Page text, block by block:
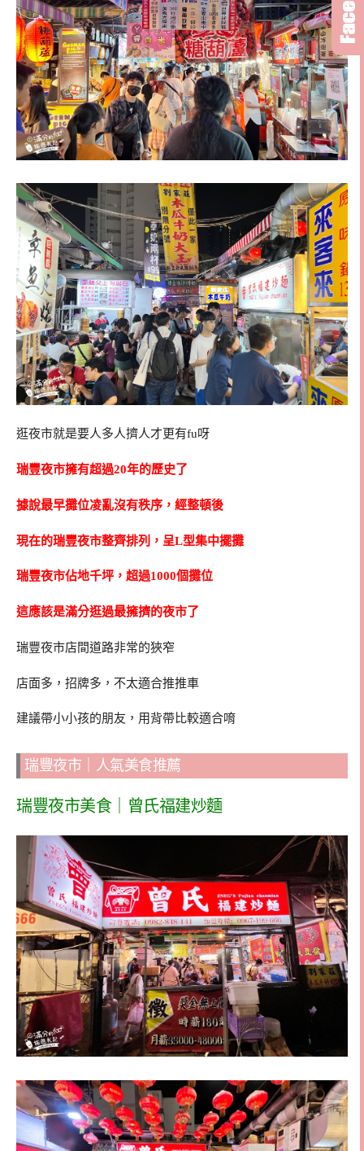
逛夜市就是要人多人擠人才更有fu呀
瑞豐夜市擁有超過20年的歷史了
據說最早攤位凌亂沒有秩序，經整頓後
現在的瑞豐夜市整齊排列，呈L型集中擺攤
瑞豐夜市佔地千坪，超過1000個攤位
這應該是滿分逛過最擁擠的夜市了
瑞豐夜市店間道路非常的狹窄
店面多，招牌多，不太適合推推車
建議帶小小孩的朋友，用背帶比較適合唷
瑞豐夜市｜人氣美食推薦
瑞豐夜市美食｜曾氏福建炒麵